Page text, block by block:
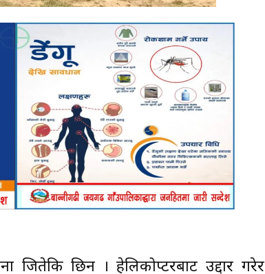
जितेकि छिन । हेलिकोप्टरबाट उद्दार गरेर